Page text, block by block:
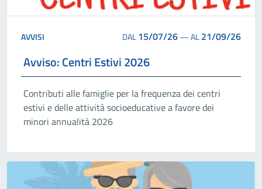
AVVISI DAL15/07/26—AL21/09/26
Avviso: Centri Estivi 2026
Contributi alle famiglie per la frequenza dei centri
estivi e delle attività socioeducative a favore dei
minori annualità 2026